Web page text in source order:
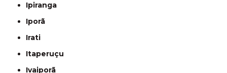
Ipiranga
Iporã
Irati
Itaperuçu
Ivaiporã